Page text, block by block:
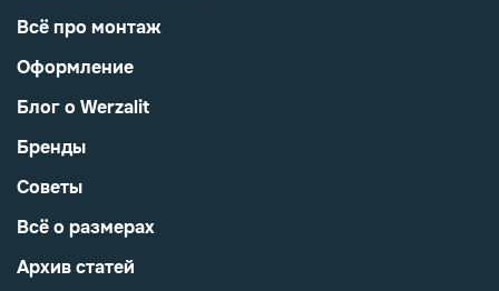
Всё про монтаж
Оформление
Блог о Werzalit
Бренды
Советы
Всё о размерах
Архив статей